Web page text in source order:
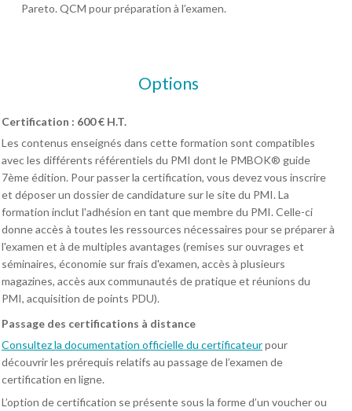
Pareto. QCM pour préparation à l’examen.
Options
Certification : 600 € H.T.
Les contenus enseignés dans cette formation sont compatibles
avec les différents référentiels du PMI dont le PMBOK® guide
7ème édition. Pour passer la certification, vous devez vous inscrire
et déposer un dossier de candidature sur le site du PMI. La
formation inclut l'adhésion en tant que membre du PMI. Celle-ci
donne accès à toutes les ressources nécessaires pour se préparer à
l'examen et à de multiples avantages (remises sur ouvrages et
séminaires, économie sur frais d'examen, accès à plusieurs
magazines, accès aux communautés de pratique et réunions du
PMI, acquisition de points PDU).
Passage des certifications à distance
Consultez la documentation officielle du certificateurpour
découvrir les prérequis relatifs au passage de l’examen de
certification en ligne.
L’option de certification se présente sous la forme d’un voucher ou